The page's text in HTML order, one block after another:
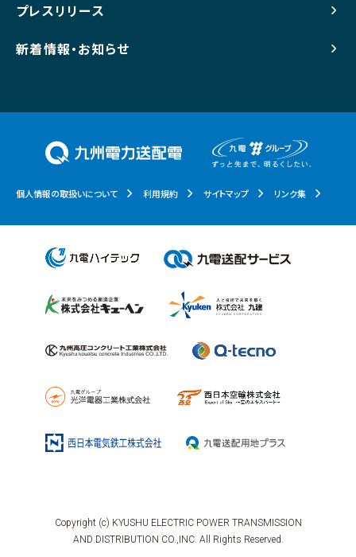
プレスリリース
新着情報・お知らせ
個人情報の取扱いについて 利用規約 サイトマップ リンク集
Copyright (c) KYUSHU ELECTRIC POWER TRANSMISSION
AND DISTRIBUTION CO.,INC. All Rights Reserved.